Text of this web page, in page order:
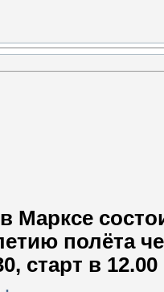
Марксе
полёта
старт в